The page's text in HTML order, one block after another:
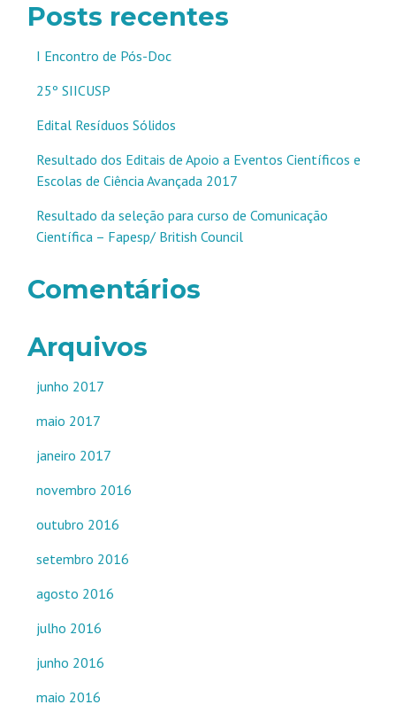
Posts recentes
I Encontro de Pós-Doc
25º SIICUSP
Edital Resíduos Sólidos
Resultado dos Editais de Apoio a Eventos Científicos e
Escolas de Ciência Avançada 2017
Resultado da seleção para curso de Comunicação
Científica – Fapesp/ British Council
Comentários
Arquivos
junho 2017
maio 2017
janeiro 2017
novembro 2016
outubro 2016
setembro 2016
agosto 2016
julho 2016
junho 2016
maio 2016